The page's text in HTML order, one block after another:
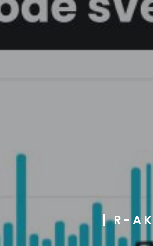
| R-